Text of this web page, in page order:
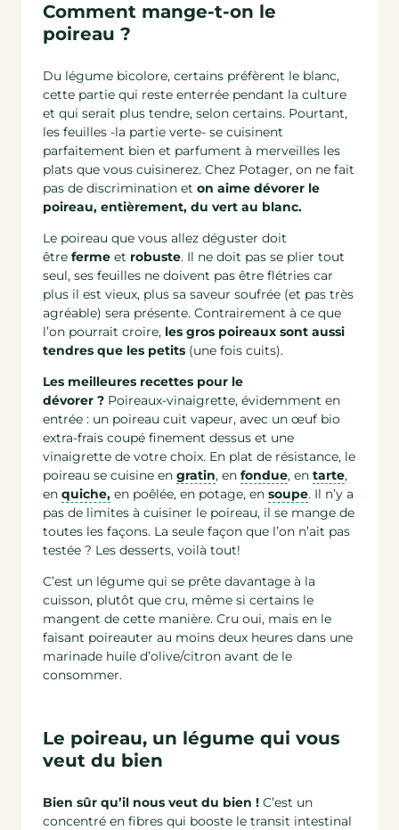
Comment mange-t-on le
poireau ?
Du légume bicolore, certains préfèrent le blanc,
cette partie qui reste enterrée pendant la culture
et qui serait plus tendre, selon certains. Pourtant,
les feuilles -la partie verte- se cuisinent
parfaitement bien et parfument à merveilles les
plats que vous cuisinerez. Chez Potager, on ne fait
pas de discrimination et on aime dévorer le
poireau, entièrement, du vert au blanc.
Le poireau que vous allez déguster doit
être ferme et robuste. Il ne doit pas se plier tout
seul, ses feuilles ne doivent pas être flétries car
plus il est vieux, plus sa saveur soufrée (et pas très
agréable) sera présente. Contrairement à ce que
l’on pourrait croire, les gros poireaux sont aussi
tendres que les petits (une fois cuits).
Les meilleures recettes pour le
dévorer ? Poireaux-vinaigrette, évidemment en
entrée : un poireau cuit vapeur, avec un œuf bio
extra-frais coupé finement dessus et une
vinaigrette de votre choix. En plat de résistance, le
poireau se cuisine en gratin, en fondue, en tarte,
en quiche, en poêlée, en potage, en soupe. Il n’y a
pas de limites à cuisiner le poireau, il se mange de
toutes les façons. La seule façon que l’on n’ait pas
testée ? Les desserts, voilà tout!
C’est un légume qui se prête davantage à la
cuisson, plutôt que cru, même si certains le
mangent de cette manière. Cru oui, mais en le
faisant poireauter au moins deux heures dans une
marinade huile d’olive/citron avant de le
consommer.
Le poireau, un légume qui vous
veut du bien
Bien sûr qu’il nous veut du bien ! C’est un
concentré en fibres qui booste le transit intestinal